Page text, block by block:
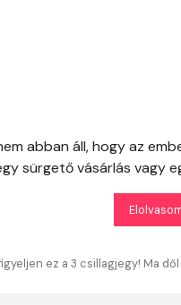
abban áll, hogy az
sürgető vásárlás vagy
ez a 3 csillagjegy! Ma